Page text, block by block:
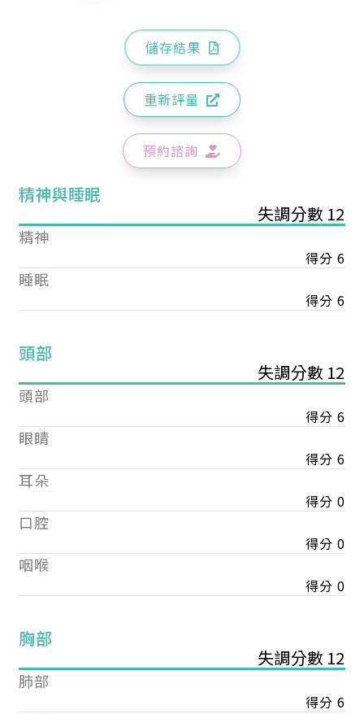
儲存結果
重新評量
預約諮詢
精神與睡眠
失調分數 12
精神
得分 6
睡眠
得分 6
頭部
失調分數 12
頭部
得分 6
眼睛
得分 6
耳朵
得分 0
口腔
得分 0
咽喉
得分 0
胸部
失調分數 12
肺部
得分 6